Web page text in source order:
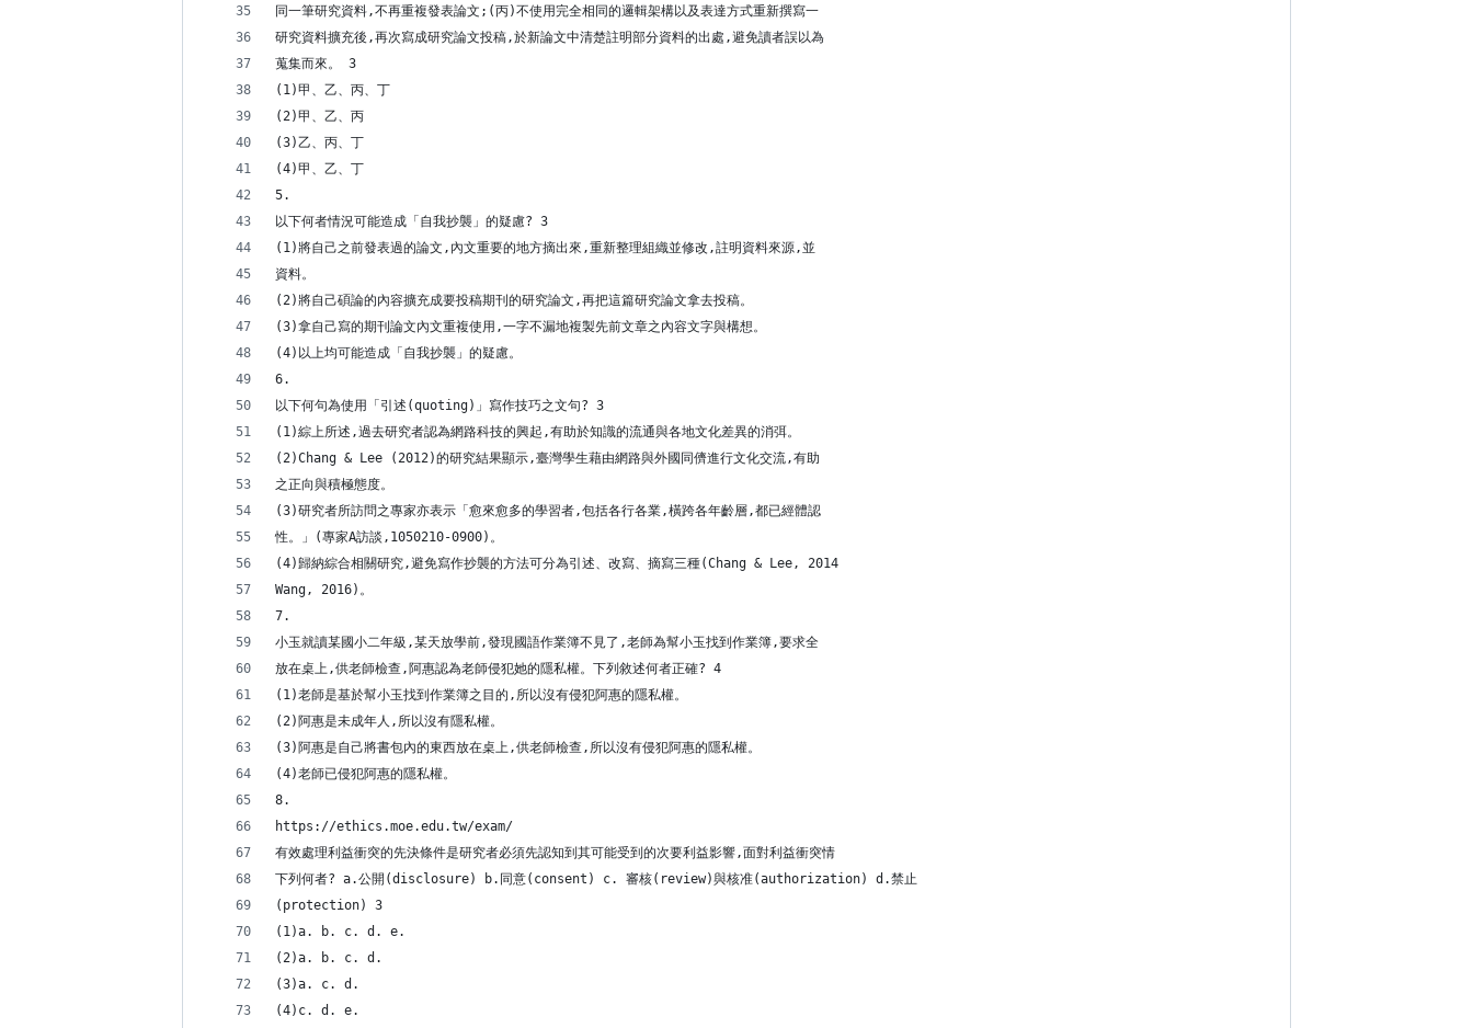
同一筆研究資料,不再重複發表論文;(丙)不使用完全相同的邏輯架構以及表達方式重新撰寫一
研究資料擴充後,再次寫成研究論文投稿,於新論文中清楚註明部分資料的出處,避免讀者誤以為
蒐集而來。 3
(1)甲、乙、丙、丁
(2)甲、乙、丙
(3)乙、丙、丁
(4)甲、乙、丁
5.
以下何者情況可能造成「自我抄襲」的疑慮? 3
(1)將自己之前發表過的論文,內文重要的地方摘出來,重新整理組織並修改,註明資料來源,並
資料。
(2)將自己碩論的內容擴充成要投稿期刊的研究論文,再把這篇研究論文拿去投稿。
(3)拿自己寫的期刊論文內文重複使用,一字不漏地複製先前文章之內容文字與構想。
(4)以上均可能造成「自我抄襲」的疑慮。
6.
以下何句為使用「引述(quoting)」寫作技巧之文句? 3
(1)綜上所述,過去研究者認為網路科技的興起,有助於知識的流通與各地文化差異的消弭。
(2)Chang & Lee (2012)的研究結果顯示,臺灣學生藉由網路與外國同儕進行文化交流,有助
之正向與積極態度。
(3)研究者所訪問之專家亦表示「愈來愈多的學習者,包括各行各業,橫跨各年齡層,都已經體認
性。」(專家A訪談,1050210-0900)。
(4)歸納綜合相關研究,避免寫作抄襲的方法可分為引述、改寫、摘寫三種(Chang & Lee, 2014
Wang, 2016)。
7.
小玉就讀某國小二年級,某天放學前,發現國語作業簿不見了,老師為幫小玉找到作業簿,要求全
放在桌上,供老師檢查,阿惠認為老師侵犯她的隱私權。下列敘述何者正確? 4
(1)老師是基於幫小玉找到作業簿之目的,所以沒有侵犯阿惠的隱私權。
(2)阿惠是未成年人,所以沒有隱私權。
(3)阿惠是自己將書包內的東西放在桌上,供老師檢查,所以沒有侵犯阿惠的隱私權。
(4)老師已侵犯阿惠的隱私權。
8.
https://ethics.moe.edu.tw/exam/
有效處理利益衝突的先決條件是研究者必須先認知到其可能受到的次要利益影響,面對利益衝突情
下列何者? a.公開(disclosure) b.同意(consent) c. 審核(review)與核准(authorization) d.禁止
(protection) 3
(1)a. b. c. d. e.
(2)a. b. c. d.
(3)a. c. d.
(4)c. d. e.